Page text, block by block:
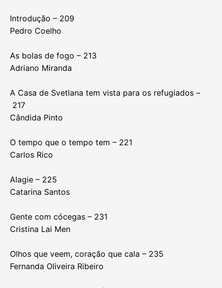
Introdução – 209
Pedro Coelho
As bolas de fogo – 213
Adriano Miranda
A Casa de Svetlana tem vista para os refugiados –
217
Cândida Pinto
O tempo que o tempo tem – 221
Carlos Rico
Alagie – 225
Catarina Santos
Gente com cócegas – 231
Cristina Lai Men
Olhos que veem, coração que cala – 235
Fernanda Oliveira Ribeiro